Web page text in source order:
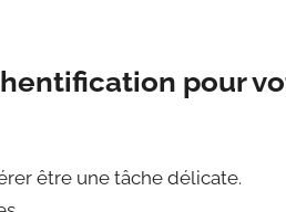
pour
être une tâche délicate.